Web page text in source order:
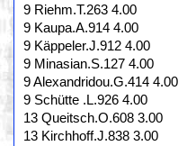
9 Riehm.T.263 4.00
9 Kaupa.A.914 4.00
9 Käppeler.J.912 4.00
9 Minasian.S.127 4.00
9 Alexandridou.G.414 4.00
9 Schütte .L.926 4.00
13 Queitsch.O.608 3.00
13 Kirchhoff.J.838 3.00